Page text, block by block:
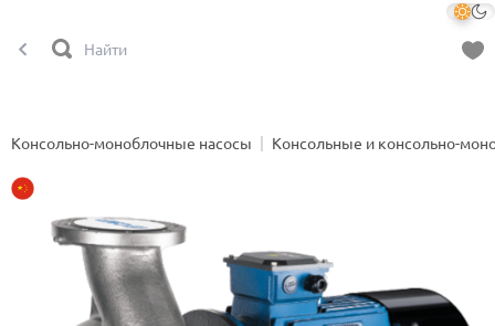
Консольно-моноблочные насосы Консольные и консольно-